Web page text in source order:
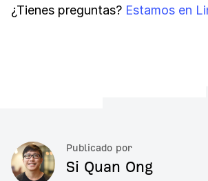
¿Tienes preguntas? Estamos en
Publicado por
Si Quan Ong